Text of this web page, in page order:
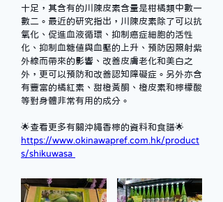
十足，其含有的川陳皮素含量是柑橘類中數一
數二。最近的研究指出，川陳皮素除了可以抗
氧化、促進血液循環、抑制癌症細胞的活性
化、抑制血糖值與血壓的上升、預防因照射紫
外線而帶來的影響、改善皮膚老化和美白之
外，更可以預防和改善認知障礙症。另外亦含
有豐富的橘紅素、甜橙黃酮、橙皮素和檸檬酸
等對身體非常有用的成分。
🌟查看更多有關沖繩香檸的資料和食譜🌟
https://www.okinawapref.com.hk/product
s/shikuwasa